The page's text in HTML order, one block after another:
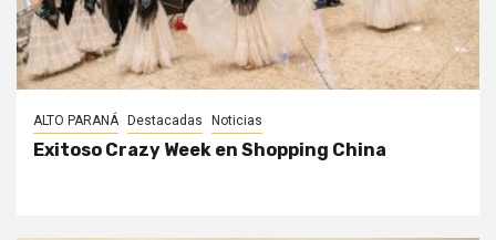
ALTO PARANÁ Destacadas Noticias
Exitoso Crazy Week en Shopping China